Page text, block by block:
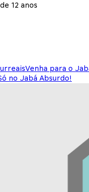
12 anos
Venha para o
no Jabá Absurdo!